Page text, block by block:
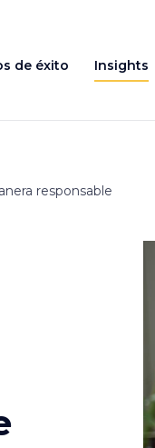
de éxito Insights
responsable